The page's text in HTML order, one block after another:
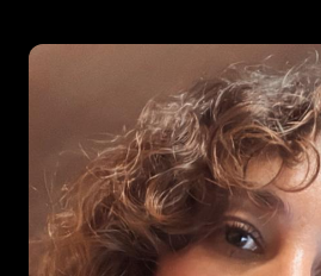
Inscribir
Boletería